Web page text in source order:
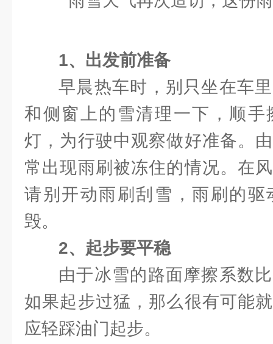
1、出发前准备
早晨热车时，别只坐在车
和侧窗上的雪清理一下，顺手
灯，为行驶中观察做好准备。
常出现雨刷被冻住的情况。在
请别开动雨刷刮雪，雨刷的驱
毁。
2、起步要平稳
由于冰雪的路面摩擦系数
如果起步过猛，那么很有可能
应轻踩油门起步。